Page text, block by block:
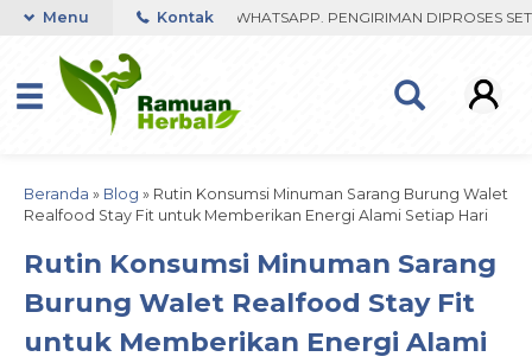
FAST RESPON ORDER VIA WHATSAPP. PENGIRIMAN DIPROSES
Menu Kontak
Beranda » Blog » Rutin Konsumsi Minuman Sarang Burung Walet
Realfood Stay Fit untuk Memberikan Energi Alami Setiap Hari
Rutin Konsumsi Minuman Sarang
Burung Walet Realfood Stay Fit
untuk Memberikan Energi Alami